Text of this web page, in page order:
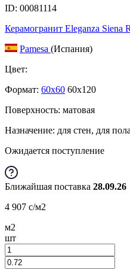
ID: 00081114
Керамогранит Eleganza Siena
Pamesa (Испания)
Цвет:
Формат: 60x60 60x120
Поверхность: матовая
Назначение: для стен, для пола
Ожидается поступление
Ближайшая поставка 28.09.26
4 907 c/м2
м2
шт